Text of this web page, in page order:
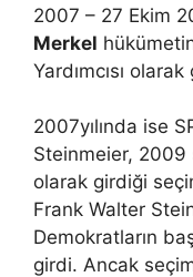
2007 – 27 Ekim
Merkel
Yardımcısı
2007yılında ise
Steinmeier, 2009
olarak girdiği
Frank Walter
Demokratların
girdi. Ancak